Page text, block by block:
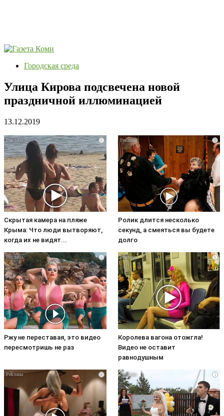
Городская среда
Улица Кирова подсвечена новой
праздничной иллюминацией
13.12.2019
i
Скрытая камера на пляже
Крыма: Что люди вытворяют,
когда их не видят...
i
Ролик длится несколько
секунд, а смеяться вы будете
долго
i
Ржу не переставая, это видео
пересмотришь не раз
i
Королева вагона отожгла!
Видео не оставит
равнодушным
i i